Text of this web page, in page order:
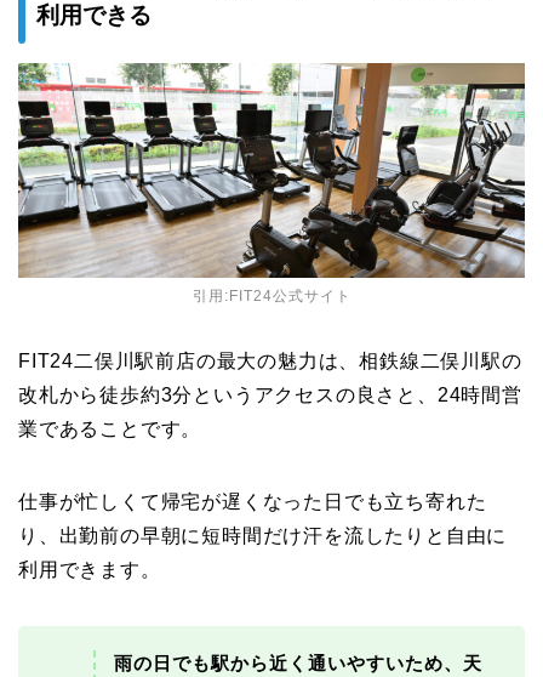
利用できる
引用: FIT24公式サイト
FIT24二俣川駅前店の最大の魅力は、相鉄線二俣川駅の
改札から徒歩約3分というアクセスの良さと、24時間営
業であることです。
仕事が忙しくて帰宅が遅くなった日でも立ち寄れた
り、出勤前の早朝に短時間だけ汗を流したりと自由に
利用できます。
雨の日でも駅から近く通いやすいため、天